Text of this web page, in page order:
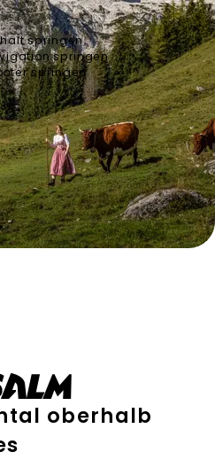
springen
springen
springen
oberhalb